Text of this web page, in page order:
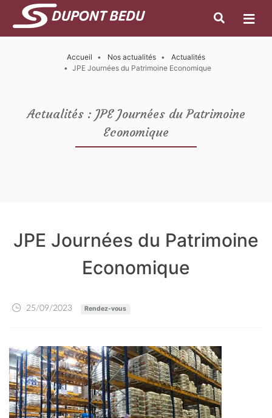
Accueil Nos actualités
Actualités
JPE Journées du Patrimoine Economique
Actualités : JPE Journées du Patrimoine
Economique
JPE Journées du Patrimoine
Economique
25/09/2023 Rendez-vous